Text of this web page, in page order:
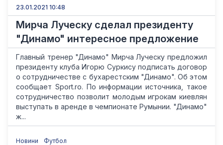
23.01.2021 10:48
Мирча Луческу сделал президенту
"Динамо" интересное предложение
Главный тренер "Динамо" Мирча Луческу предложил
президенту клуба Игорю Суркису подписать договор
о сотрудничестве с бухарестским "Динамо". Об этом
сообщает Sport.ro. По информации источника, такое
сотрудничество позволит молодым игрокам киевлян
выступать в аренде в чемпионате Румынии. "Динамо"
ж...
Новини Футбол